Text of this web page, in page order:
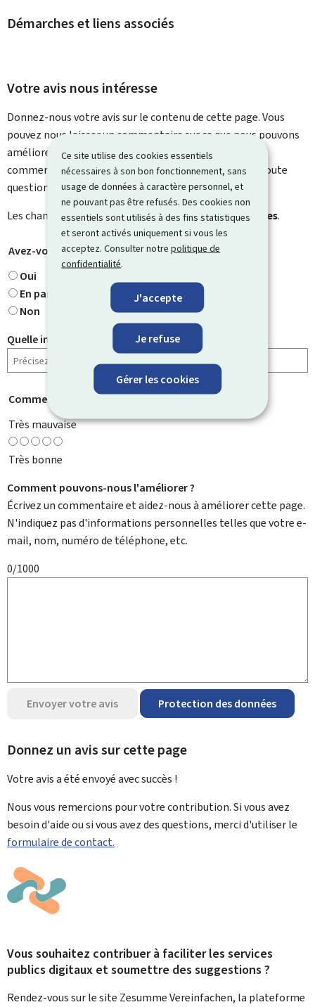
Ce site utilise des cookies essentiels
nécessaires à son bon fonctionnement, sans
usage de données à caractère personnel, et
ne pouvant pas être refusés. Des cookies non
essentiels sont utilisés à des fins statistiques
et seront activés uniquement si vous les
acceptez. Consulter notrepolitique de
confidentialité.
J'accepte
Je refuse
Gérer les cookies
Démarches et liens associés
Votre avis nous intéresse
Donnez-nous votre avis sur le contenu de cette page. Vous
pouvez nous laisser un commentaire sur ce que nous pouvons
améliorer. Vous ne recevrez pas de réponse à votre
commentaire. Utilisez le formulaire de contact pour toute
question particulière.
Les champs marqués d’une étoile ( * ) sontobligatoires.
Avez-vous trouvé ce que vous cherchiez ? *
Oui
En partie
Non
Quelle information cherchiez-vous ?
Comment évaluez-vous cette page ? *
Très mauvaise
Très bonne
Comment pouvons-nous l'améliorer ?
Écrivez un commentaire et aidez-nous à améliorer cette page.
N'indiquez pas d'informations personnelles telles que votre e-
mail, nom, numéro de téléphone, etc.
0/1000
Envoyer votre avis Protection des données
Donnez un avis sur cette page
Votre avis a été envoyé avecsuccès !
Nous vous remercions pour votre contribution. Si vous avez
besoin d'aide ou si vous avez des questions, merci d'utiliser le
formulaire de contact.
Vous souhaitez contribuer à faciliter les services
publics digitaux et soumettre des suggestions ?
Rendez-vous sur le site Zesumme Vereinfachen, la plateforme